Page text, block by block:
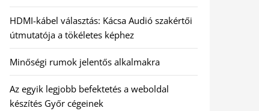
HDMI-kábel választás: Kácsa Audió szakértői
útmutatója a tökéletes képhez
Minőségi rumok jelentős alkalmakra
Az egyik legjobb befektetés a weboldal
készítés Győr cégeinek